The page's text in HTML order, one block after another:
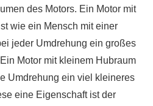
des Motors. Ein Motor mit
wie ein Mensch mit einer
jeder Umdrehung ein großes
Motor mit kleinem Hubraum
Umdrehung ein viel kleineres
eine Eigenschaft ist der